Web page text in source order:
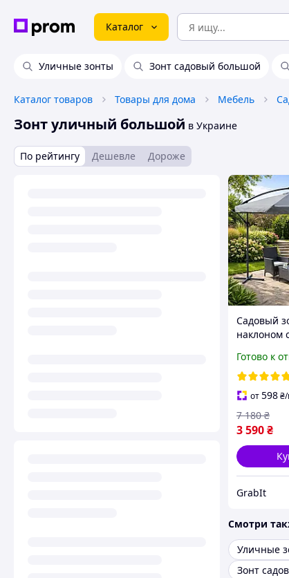
Каталог
Уличные зонты Зонт садовый большой
Каталог товаров Товары для дома Мебель
Зонт уличный большой в Украине
По рейтингу Дешевле Дороже
Садовый
наклоном
большой с
опорой,
складные
Готово к
от598₴
3 590₴
7 180 ₴
GrabIt
Смотри
Уличные
Зонт